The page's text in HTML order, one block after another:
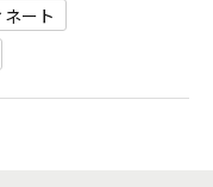
ート